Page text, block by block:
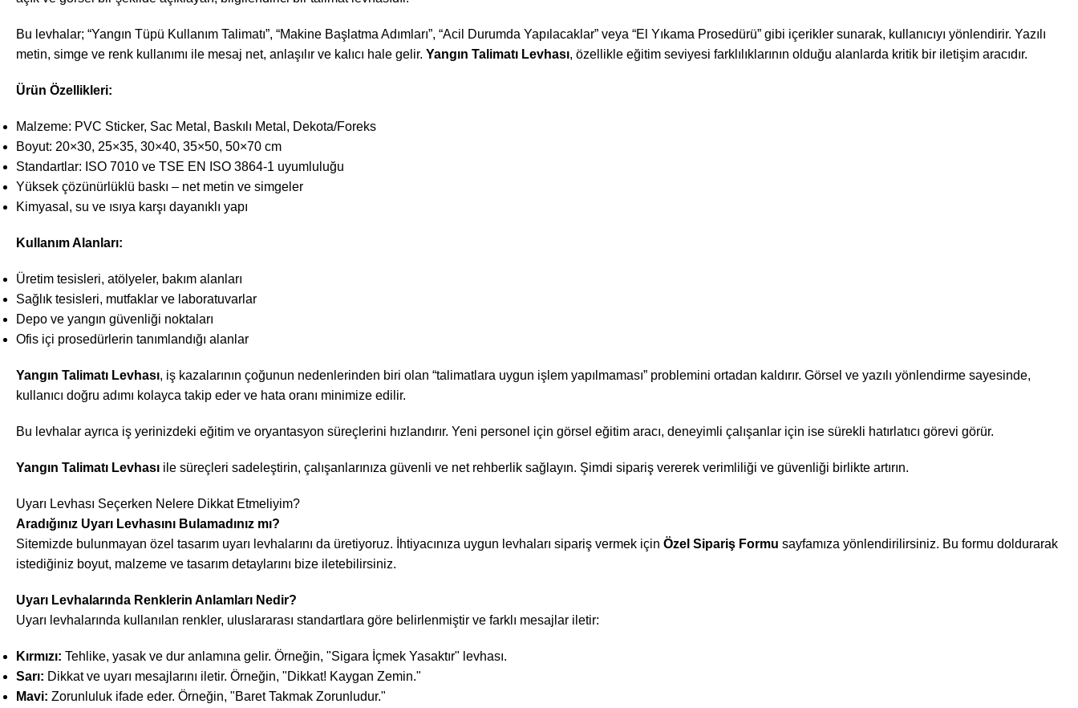
Bu levhalar; “Yangın Tüpü Kullanım Talimatı”, “Makine Başlatma Adımları”, “Acil Durumda Yapılacaklar” veya “El Yıkama Prosedürü” gibi içerikler sunarak, kullanıcıyı yönlendirir. Yazılı
metin, simge ve renk kullanımı ile mesaj net, anlaşılır ve kalıcı hale gelir. Yangın Talimatı Levhası, özellikle eğitim seviyesi farklılıklarının olduğu alanlarda kritik bir iletişim aracıdır.
Ürün Özellikleri:
Malzeme: PVC Sticker, Sac Metal, Baskılı Metal, Dekota/Foreks
Boyut: 20×30, 25×35, 30×40, 35×50, 50×70 cm
Standartlar: ISO 7010 ve TSE EN ISO 3864-1 uyumluluğu
Yüksek çözünürlüklü baskı – net metin ve simgeler
Kimyasal, su ve ısıya karşı dayanıklı yapı
Kullanım Alanları:
Üretim tesisleri, atölyeler, bakım alanları
Sağlık tesisleri, mutfaklar ve laboratuvarlar
Depo ve yangın güvenliği noktaları
Ofis içi prosedürlerin tanımlandığı alanlar
Yangın Talimatı Levhası, iş kazalarının çoğunun nedenlerinden biri olan “talimatlara uygun işlem yapılmaması” problemini ortadan kaldırır. Görsel ve yazılı yönlendirme sayesinde,
kullanıcı doğru adımı kolayca takip eder ve hata oranı minimize edilir.
Bu levhalar ayrıca iş yerinizdeki eğitim ve oryantasyon süreçlerini hızlandırır. Yeni personel için görsel eğitim aracı, deneyimli çalışanlar için ise sürekli hatırlatıcı görevi görür.
Yangın Talimatı Levhası ile süreçleri sadeleştirin, çalışanlarınıza güvenli ve net rehberlik sağlayın. Şimdi sipariş vererek verimliliği ve güvenliği birlikte artırın.
Uyarı Levhası Seçerken Nelere Dikkat Etmeliyim?
Aradığınız Uyarı Levhasını Bulamadınız mı?
Sitemizde bulunmayan özel tasarım uyarı levhalarını da üretiyoruz. İhtiyacınıza uygun levhaları sipariş vermek için Özel Sipariş Formu sayfamıza yönlendirilirsiniz. Bu formu doldurarak
istediğiniz boyut, malzeme ve tasarım detaylarını bize iletebilirsiniz.
Uyarı Levhalarında Renklerin Anlamları Nedir?
Uyarı levhalarında kullanılan renkler, uluslararası standartlara göre belirlenmiştir ve farklı mesajlar iletir:
Kırmızı: Tehlike, yasak ve dur anlamına gelir. Örneğin, "Sigara İçmek Yasaktır" levhası.
Sarı: Dikkat ve uyarı mesajlarını iletir. Örneğin, "Dikkat! Kaygan Zemin."
Mavi: Zorunluluk ifade eder. Örneğin, "Baret Takmak Zorunludur."